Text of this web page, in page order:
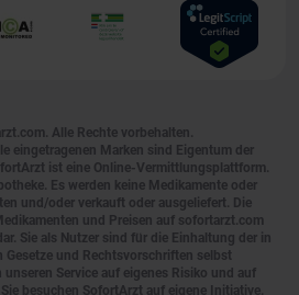
. Alle Rechte vorbehalten.
eingetragenen Marken sind Eigentum der
ist eine Online-Vermittlungsplattform.
Es werden keine Medikamente oder
und/oder verkauft oder ausgeliefert. Die
und Preisen auf sofortarzt.com
Sie als Nutzer sind für die Einhaltung der in
Gesetze und Rechtsvorschriften selbst
Service auf eigenes Risiko und auf
besuchen SofortArzt auf eigene Initiative.